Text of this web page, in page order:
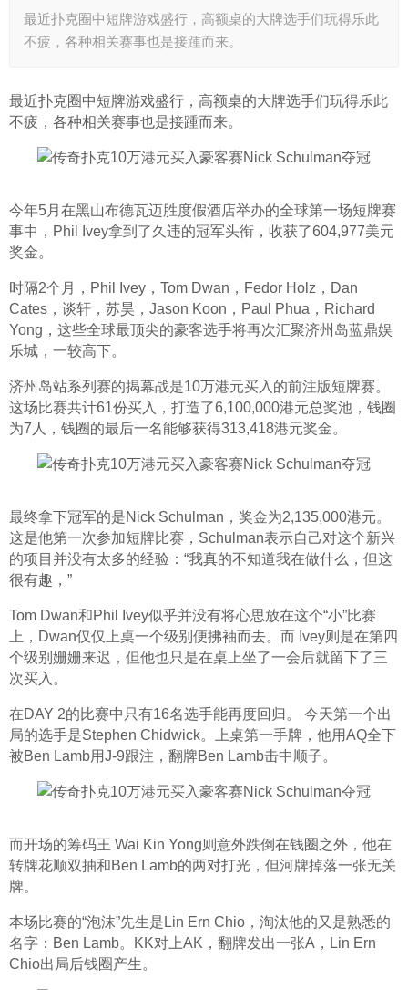
最近扑克圈中短牌游戏盛行，高额桌的大牌选手们玩得乐此
不疲，各种相关赛事也是接踵而来。
最近扑克圈中短牌游戏盛行，高额桌的大牌选手们玩得乐此
不疲，各种相关赛事也是接踵而来。
今年5月在黑山布德瓦迈胜度假酒店举办的全球第一场短牌赛
事中，Phil Ivey拿到了久违的冠军头衔，收获了604,977美元
奖金。
时隔2个月，Phil Ivey，Tom Dwan，Fedor Holz，Dan
Cates，谈轩，苏昊，Jason Koon，Paul Phua，Richard
Yong，这些全球最顶尖的豪客选手将再次汇聚济州岛蓝鼎娱
乐城，一较高下。
济州岛站系列赛的揭幕战是10万港元买入的前注版短牌赛。
这场比赛共计61份买入，打造了6,100,000港元总奖池，钱圈
为7人，钱圈的最后一名能够获得313,418港元奖金。
最终拿下冠军的是Nick Schulman，奖金为2,135,000港元。
这是他第一次参加短牌比赛，Schulman表示自己对这个新兴
的项目并没有太多的经验：“我真的不知道我在做什么，但这
很有趣，”
Tom Dwan和Phil Ivey似乎并没有将心思放在这个“小”比赛
上，Dwan仅仅上桌一个级别便拂袖而去。而 Ivey则是在第四
个级别姗姗来迟，但他也只是在桌上坐了一会后就留下了三
次买入。
在DAY 2的比赛中只有16名选手能再度回归。 今天第一个出
局的选手是Stephen Chidwick。上桌第一手牌，他用AQ全下
被Ben Lamb用J-9跟注，翻牌Ben Lamb击中顺子。
而开场的筹码王 Wai Kin Yong则意外跌倒在钱圈之外，他在
转牌花顺双抽和Ben Lamb的两对打光，但河牌掉落一张无关
牌。
本场比赛的“泡沫”先生是Lin Ern Chio，淘汰他的又是熟悉的
名字：Ben Lamb。KK对上AK，翻牌发出一张A，Lin Ern
Chio出局后钱圈产生。